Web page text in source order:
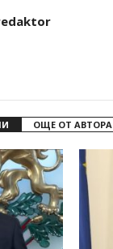
ОЩЕ ОТ АВТОРА